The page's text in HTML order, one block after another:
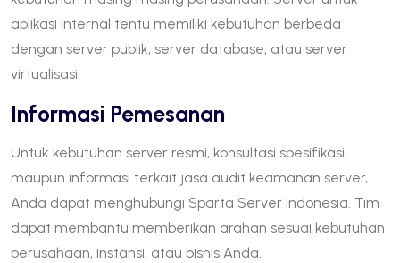
aplikasi internal tentu memiliki kebutuhan berbeda
dengan server publik, server database, atau server
virtualisasi.
Informasi Pemesanan
Untuk kebutuhan server resmi, konsultasi spesifikasi,
maupun informasi terkait jasa audit keamanan server,
Anda dapat menghubungi Sparta Server Indonesia. Tim
dapat membantu memberikan arahan sesuai kebutuhan
perusahaan, instansi, atau bisnis Anda.